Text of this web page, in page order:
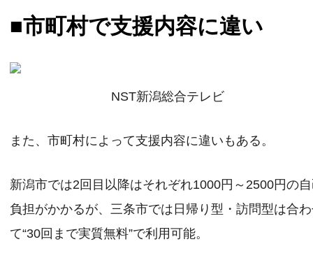
■市町村で支援内容に違い
NST新潟総合テレビ
また、市町村によって支援内容に違いもある。
新潟市では2回目以降はそれぞれ1000円～2500円の
負担がかかるが、三条市では日帰り型・訪問型は合
て“30回まで実質無料”で利用可能。